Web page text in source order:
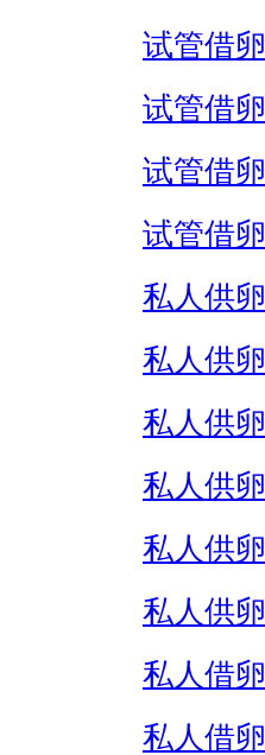
试管借
试管借
试管借
试管借
私人供
私人供
私人供
私人供
私人供
私人供
私人借
私人借